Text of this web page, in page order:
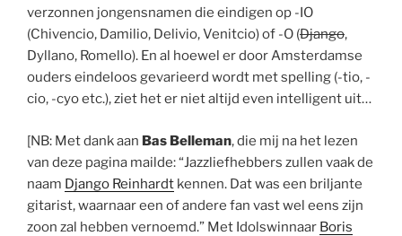
verzonnen jongensnamen die eindigen op -IO
(Chivencio, Damilio, Delivio, Venitcio) of -O (Django,
Dyllano, Romello). En al hoewel er door Amsterdamse
ouders eindeloos gevarieerd wordt met spelling (-tio, -
cio, -cyo etc.), ziet het er niet altijd even intelligent uit…
[NB: Met dank aan Bas Belleman, die mij na het lezen
van deze pagina mailde: “Jazzliefhebbers zullen vaak de
naam Django Reinhardt kennen. Dat was een briljante
gitarist, waarnaar een of andere fan vast wel eens zijn
zoon zal hebben vernoemd.” Met Idolswinnaar Boris